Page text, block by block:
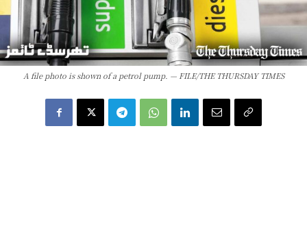
A file photo is shown of a petrol pump. — FILE/THE THURSDAY TIMES